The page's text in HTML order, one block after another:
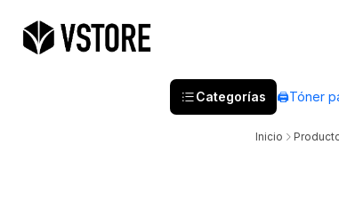
Categorías 🖨️Tóner
Inicio